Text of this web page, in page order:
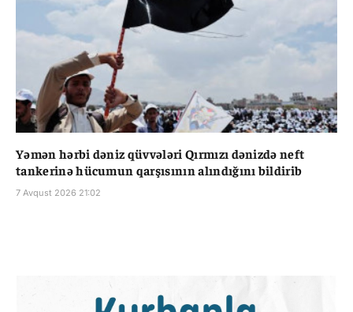
Yəmən hərbi dəniz qüvvələri Qırmızı dənizdə neft
tankerinə hücumun qarşısının alındığını bildirib
7 Avqust 2026 21:02